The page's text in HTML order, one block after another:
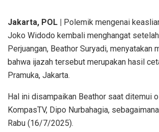
Jakarta, POL | Polemik mengenai
Joko Widodo kembali menghangat
Perjuangan, Beathor Suryadi, menyatakan
bahwa ijazah tersebut merupakan hasil
Pramuka, Jakarta.
Hal ini disampaikan Beathor saat ditemui
KompasTV, Dipo Nurbahagia,
Rabu (16/7/2025).